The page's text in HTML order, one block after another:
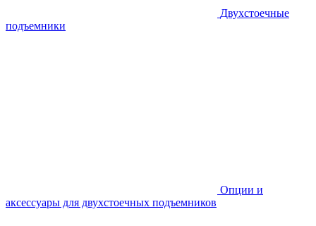
Двухстоечные
подъемники
Опции и
аксессуары для двухстоечных подъемников